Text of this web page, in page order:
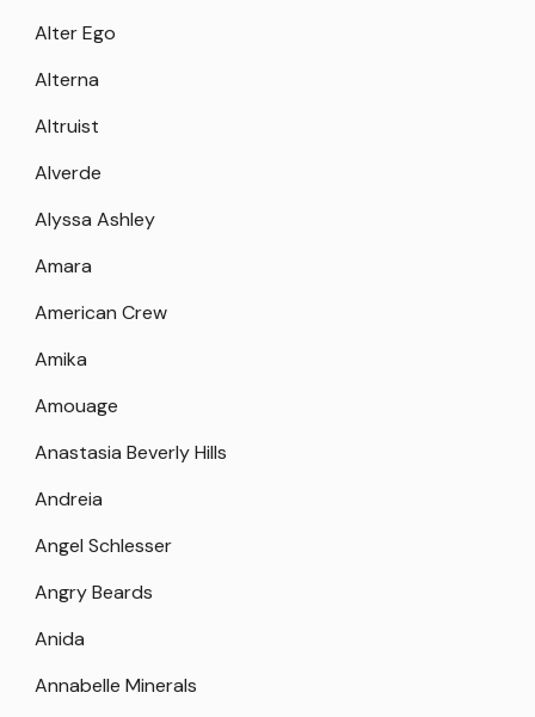
Alter Ego
Alterna
Altruist
Alverde
Alyssa Ashley
Amara
American Crew
Amika
Amouage
Anastasia Beverly Hills
Andreia
Angel Schlesser
Angry Beards
Anida
Annabelle Minerals